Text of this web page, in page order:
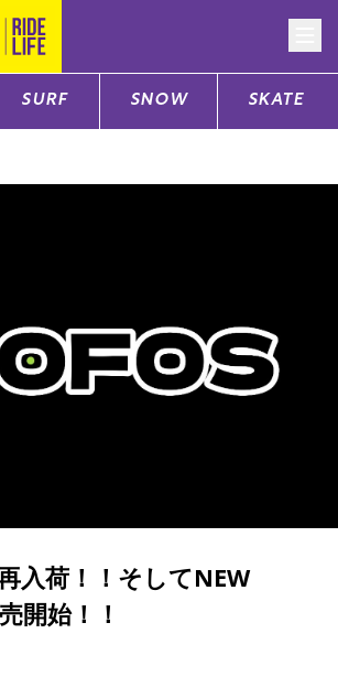
店頭受取サービス
ギフトラッピング
アフターサポート
下取り保証について
SURF SNOW SKATE
入荷！！そしてNEW
開始！！